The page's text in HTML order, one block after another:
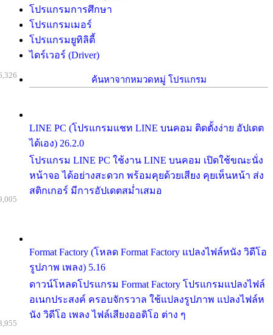
โปรแกรมการศึกษา
โปรแกรมเมอร์
โปรแกรมยูทิลิตี้
ไดร์เวอร์ (Driver)
ค้นหาจากหมวดหมู่ โปรแกรม
LINE PC (โปรแกรมแชท LINE บนคอม ติดตั้งง่าย อัปเดต
ได้เอง) 26.2.0
โปรแกรม LINE PC ใช้งาน LINE บนคอม เปิดใช้ขณะนั่ง
หน้าจอ ได้อย่างสะดวก พร้อมคุยด้วยเสียง คุยเห็นหน้า ส่ง
สติกเกอร์ มีการอัปเดตสม่ำเสมอ
Format Factory (โหลด Format Factory แปลงไฟล์หนัง วิดีโอ
รูปภาพ เพลง) 5.16
ดาวน์โหลดโปรแกรม Format Factory โปรแกรมแปลงไฟล์
อเนกประสงค์ ครอบจักรวาล ใช้แปลงรูปภาพ แปลงไฟล์ห
นัง วิดีโอ เพลง ไฟล์เสียงออดิโอ ต่าง ๆ